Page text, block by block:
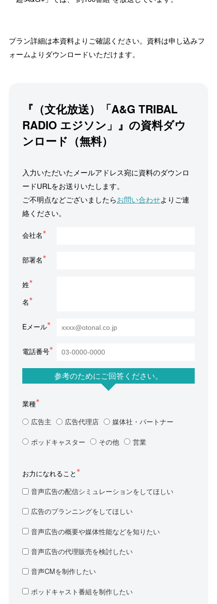
プラン詳細は本資料よりご確認ください。資料は申し込みフ
ォームよりダウンロードいただけます。
『（文化放送）「A&G TRIBAL
RADIO エジソン」』の資料ダウ
ンロード（無料）
入力いただいたメールアドレス宛に資料のダウンロ
ードURLをお送りいたします。
ご不明点などございましたらお問い合わせよりご連
絡ください。
会社名
部署名
姓
名
Eメール
電話番号
参考のためにご回答ください。
業種
広告主
広告代理店 媒体社・パートナー
ポッドキャスター その他 営業
お力になれること
音声広告の配信シミュレーションをしてほしい
広告のプランニングをしてほしい
音声広告の概要や媒体性能などを知りたい
音声広告の代理販売を検討したい
音声CMを制作したい
ポッドキャスト番組を制作したい